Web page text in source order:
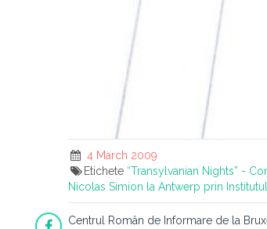
4 March 2009
Etichete “Transylvanian Nights” -
Nicolas Simion la Antwerp prin
Centrul Român de Informare de la